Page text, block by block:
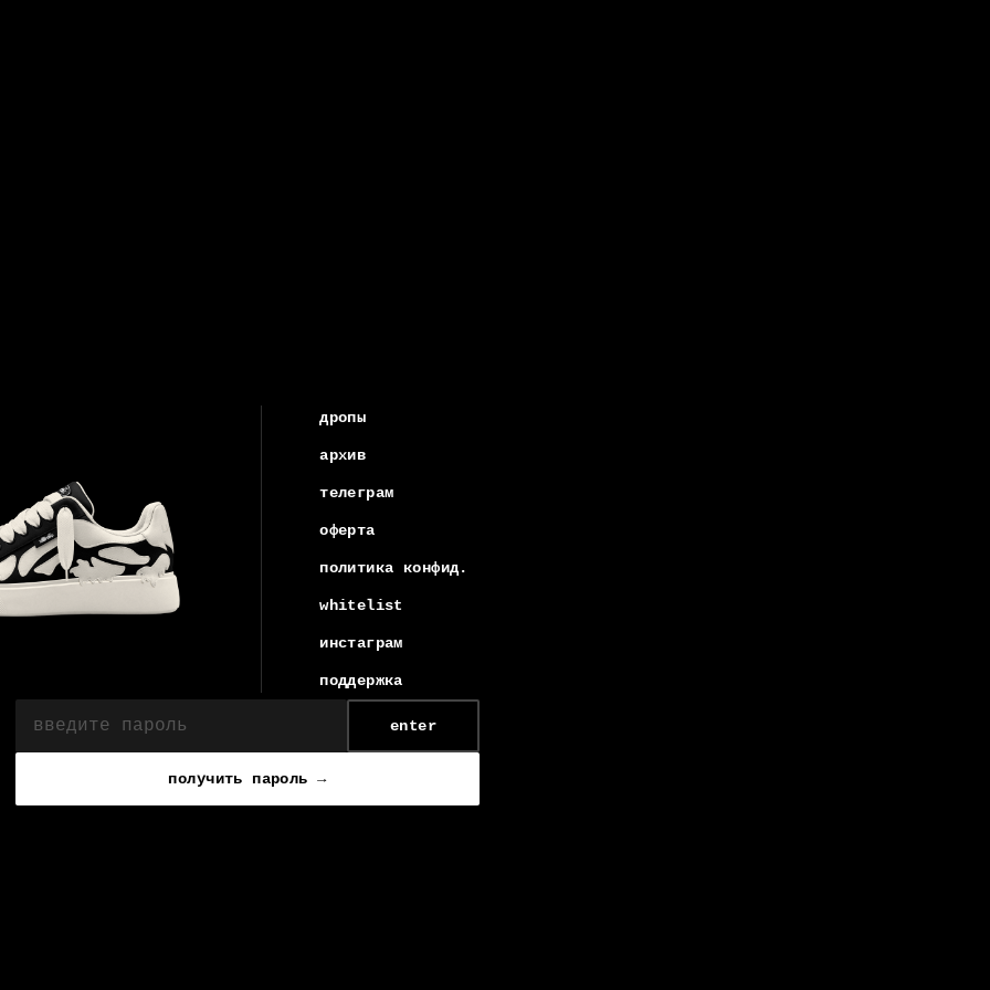
дропы
архив
телеграм
оферта
политика конфид.
whitelist
инстаграм
поддержка
enter
получить пароль →